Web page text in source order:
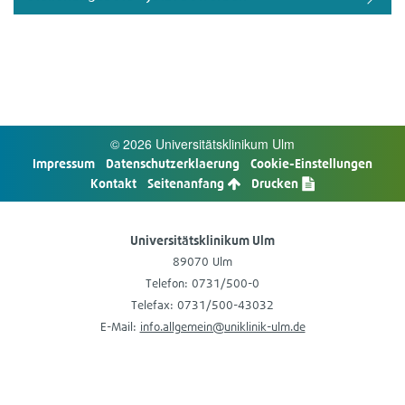
© 2026 Uni­ver­si­täts­kli­ni­kum Ulm
Impres­sum Daten­schutz­er­kla­e­rung
Cookie-​Einstellungen
Kon­takt
Sei­ten­an­fang Dru­cken
Uni­ver­si­täts­kli­ni­kum Ulm
89070 Ulm
Tele­fon: 0731/500-0
Tele­fax: 0731/500-43032
E-​Mail: info.allgemein@uniklinik-ulm.de